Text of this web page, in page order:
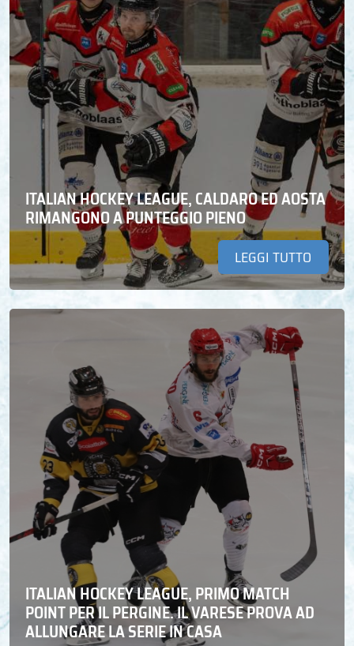
ITALIAN HOCKEY LEAGUE, CALDARO ED AOSTA
RIMANGONO A PUNTEGGIO PIENO
LEGGI TUTTO
ITALIAN HOCKEY LEAGUE, PRIMO MATCH
POINT PER IL PERGINE. IL VARESE PROVA AD
ALLUNGARE LA SERIE IN CASA